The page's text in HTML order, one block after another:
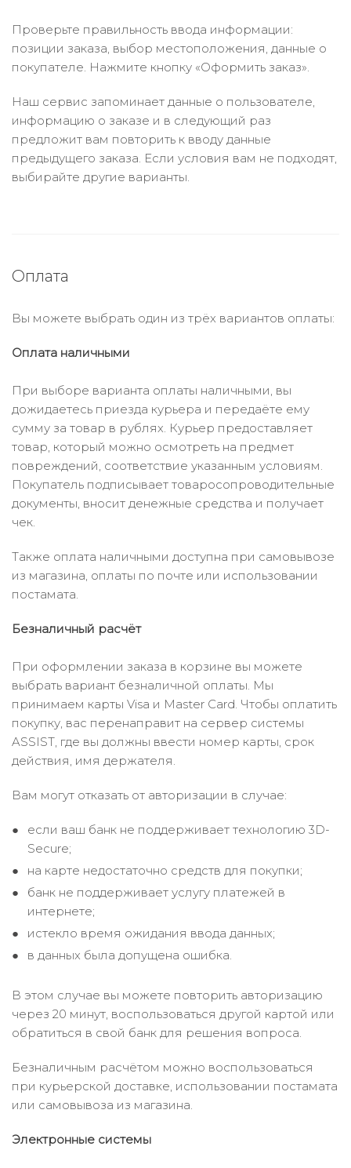
Проверьте правильность ввода информации:
позиции заказа, выбор местоположения, данные о
покупателе. Нажмите кнопку «Оформить заказ».
Наш сервис запоминает данные о пользователе,
информацию о заказе и в следующий раз
предложит вам повторить к вводу данные
предыдущего заказа. Если условия вам не подходят,
выбирайте другие варианты.
Оплата
Вы можете выбрать один из трёх вариантов оплаты:
Оплата наличными
При выборе варианта оплаты наличными, вы
дожидаетесь приезда курьера и передаёте ему
сумму за товар в рублях. Курьер предоставляет
товар, который можно осмотреть на предмет
повреждений, соответствие указанным условиям.
Покупатель подписывает товаросопроводительные
документы, вносит денежные средства и получает
чек.
Также оплата наличными доступна при самовывозе
из магазина, оплаты по почте или использовании
постамата.
Безналичный расчёт
При оформлении заказа в корзине вы можете
выбрать вариант безналичной оплаты. Мы
принимаем карты Visa и Master Card. Чтобы оплатить
покупку, вас перенаправит на сервер системы
ASSIST, где вы должны ввести номер карты, срок
действия, имя держателя.
Вам могут отказать от авторизации в случае:
если ваш банк не поддерживает технологию 3D-
Secure;
на карте недостаточно средств для покупки;
банк не поддерживает услугу платежей в
интернете;
истекло время ожидания ввода данных;
в данных была допущена ошибка.
В этом случае вы можете повторить авторизацию
через 20 минут, воспользоваться другой картой или
обратиться в свой банк для решения вопроса.
Безналичным расчётом можно воспользоваться
при курьерской доставке, использовании постамата
или самовывоза из магазина.
Электронные системы